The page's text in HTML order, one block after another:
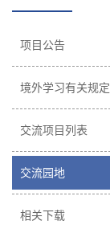
项目公告
境外学习有关规定
交流项目列表
交流园地
相关下载